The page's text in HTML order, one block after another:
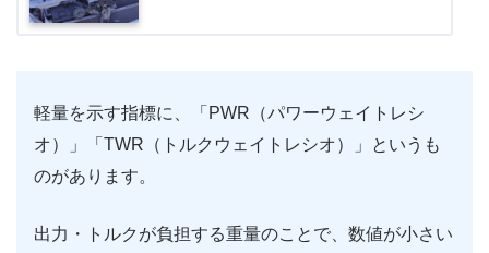
軽量を示す指標に、「PWR（パワーウェイトレシ
オ）」「TWR（トルクウェイトレシオ）」というも
のがあります。
出力・トルクが負担する重量のことで、数値が小さい